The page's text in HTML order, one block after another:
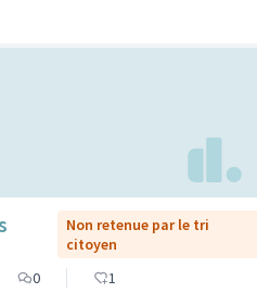
Non retenue par le tri
citoyen
0 1